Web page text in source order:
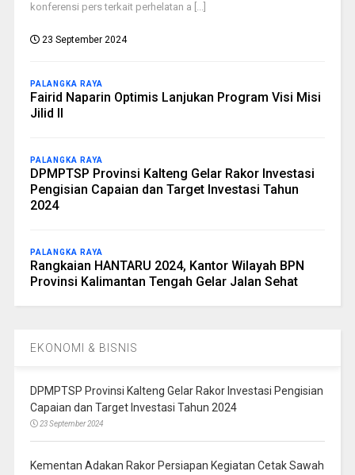
konferensi pers terkait perhelatan a [...]
23 September 2024
PALANGKA RAYA
Fairid Naparin Optimis Lanjukan Program Visi Misi
Jilid II
PALANGKA RAYA
DPMPTSP Provinsi Kalteng Gelar Rakor Investasi
Pengisian Capaian dan Target Investasi Tahun
2024
PALANGKA RAYA
Rangkaian HANTARU 2024, Kantor Wilayah BPN
Provinsi Kalimantan Tengah Gelar Jalan Sehat
EKONOMI & BISNIS
DPMPTSP Provinsi Kalteng Gelar Rakor Investasi Pengisian
Capaian dan Target Investasi Tahun 2024
23 September 2024
Kementan Adakan Rakor Persiapan Kegiatan Cetak Sawah